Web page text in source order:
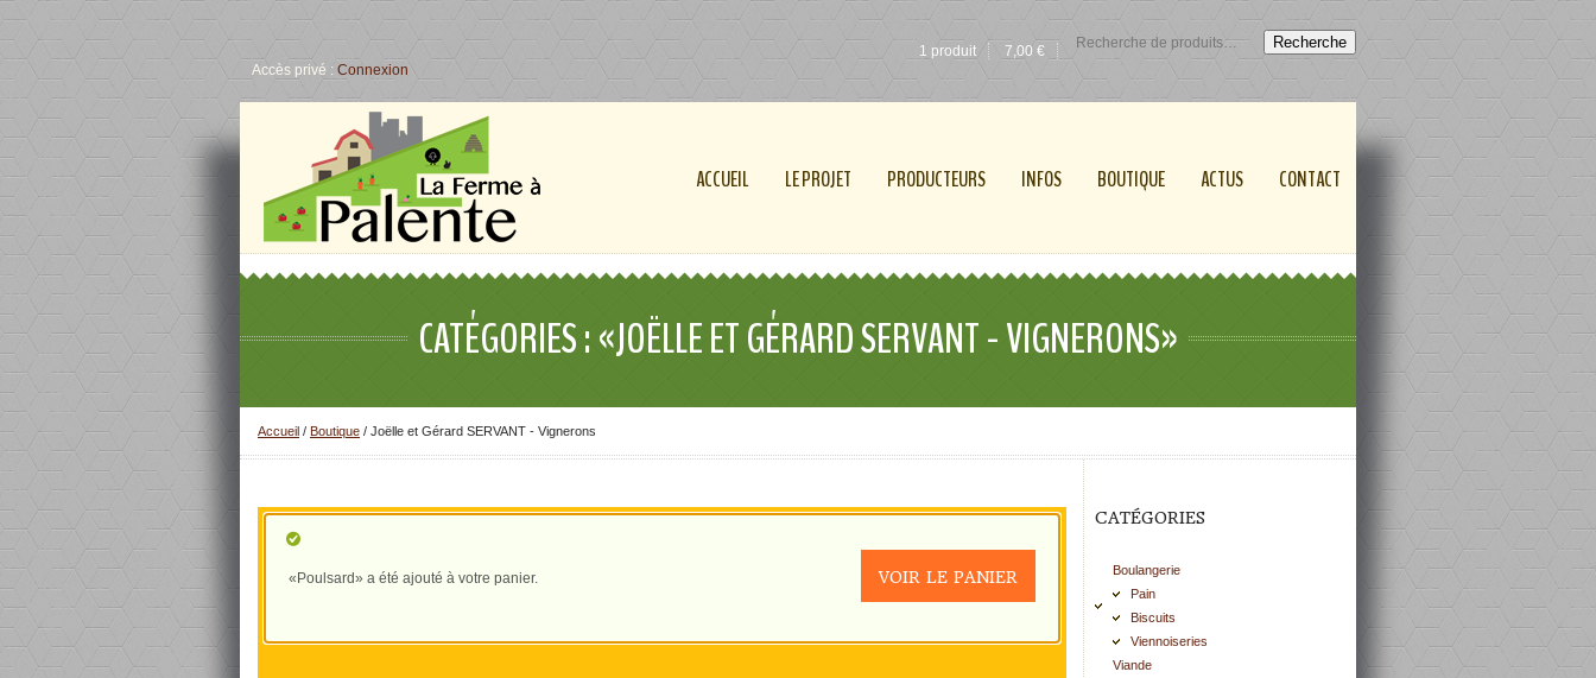
Accès privé : Connexion
1 produit 7,00 € Recherche
ACCUEIL LE PROJET PRODUCTEURS INFOS BOUTIQUE ACTUS CONTACT
CATÉGORIES : «JOËLLE ET GÉRARD SERVANT - VIGNERONS»
Accueil / Boutique / Joëlle et Gérard SERVANT - Vignerons
«Poulsard» a été ajouté à votre panier. VOIR LE PANIER
CATÉGORIES
Boulangerie
Pain
Biscuits
Viennoiseries
Viande